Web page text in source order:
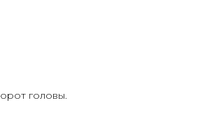
головы.